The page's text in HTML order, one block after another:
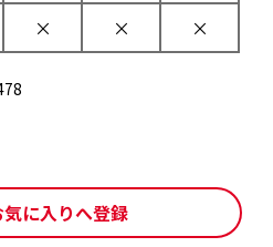
× × ×
気に入りへ登録